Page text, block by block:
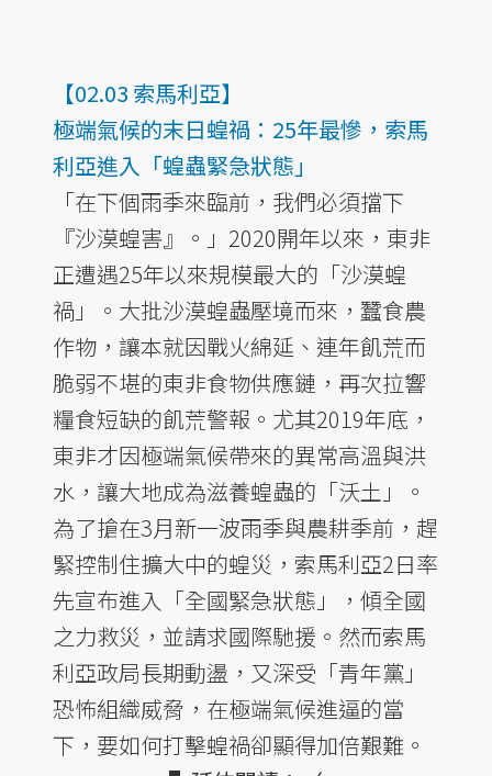
【02.03 索馬利亞】
極端氣候的末日蝗禍：25年最慘，索馬
利亞進入「蝗蟲緊急狀態」
「在下個雨季來臨前，我們必須擋下
『沙漠蝗害』。」2020開年以來，東非
正遭遇25年以來規模最大的「沙漠蝗
禍」。大批沙漠蝗蟲壓境而來，蠶食農
作物，讓本就因戰火綿延、連年飢荒而
脆弱不堪的東非食物供應鏈，再次拉響
糧食短缺的飢荒警報。尤其2019年底，
東非才因極端氣候帶來的異常高溫與洪
水，讓大地成為滋養蝗蟲的「沃土」。
為了搶在3月新一波雨季與農耕季前，趕
緊控制住擴大中的蝗災，索馬利亞2日率
先宣布進入「全國緊急狀態」，傾全國
之力救災，並請求國際馳援。然而索馬
利亞政局長期動盪，又深受「青年黨」
恐怖組織威脅，在極端氣候進逼的當
下，要如何打擊蝗禍卻顯得加倍艱難。